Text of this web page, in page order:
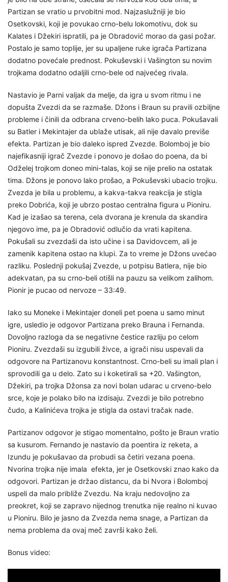
Partizan se vratio u prvobitni mod. Najzaslužniji je bio
Osetkovski, koji je povukao crno-belu lokomotivu, dok su
Kalates i Džekiri ispratili, pa je Obradović morao da gasi požar.
Postalo je samo toplije, jer su upaljene ruke igrača Partizana
dodatno povećale prednost. Pokuševski i Vašington su novim
trojkama dodatno odaljili crno-bele od najvećeg rivala.
Nastavio je Parni valjak da melje, da igra u svom ritmu i ne
dopušta Zvezdi da se razmaše. Džons i Braun su pravili ozbiljne
probleme i činili da odbrana crveno-belih lako puca. Pokušavali
su Batler i Mekintajer da ublaže utisak, ali nije davalo previše
efekta. Partizan je bio daleko ispred Zvezde. Bolomboj je bio
najefikasniji igrač Zvezde i ponovo je došao do poena, da bi
Odželej trojkom doneo mini-talas, koji se nije prelio na ostatak
tima. Džons je ponovo lako prošao, a Pokuševski ubacio trojku.
Zvezda je bila u problemu, a kakva-takva reakcija je stigla
preko Dobrića, koji je ubrzo postao centralna figura u Pioniru.
Kad je izašao sa terena, cela dvorana je krenula da skandira
njegovo ime, pa je Obradović odlučio da vrati kapitena.
Pokušali su zvezdaši da isto učine i sa Davidovcem, ali je
zamenik kapitena ostao na klupi. Za to vreme je Džons uvećao
razliku. Poslednji pokušaj Zvezde, u potpisu Batlera, nije bio
adekvatan, pa su crno-beli otišli na pauzu sa velikom zalihom.
Pionir je pucao od nervoze – 33:49.
Iako su Moneke i Mekintajer doneli pet poena u samo minut
igre, usledio je odgovor Partizana preko Brauna i Fernanda.
Dovoljno razloga da se negativne čestice razliju po celom
Pioniru. Zvezdaši su izgubili živce, a igrači nisu uspevali da
odgovore na Partizanovu konstantnost. Crno-beli su imali plan i
sprovodili ga u delo. Zato su i koketirali sa +20. Vašington,
Džekiri, pa trojka Džonsa za novi bolan udarac u crveno-belo
srce, koje je polako bilo na izdisaju. Zvezdi je bilo potrebno
čudo, a Kalinićeva trojka je stigla da ostavi tračak nade.
Partizanov odgovor je stigao momentalno, pošto je Braun vratio
sa kusurom. Fernando je nastavio da poentira iz reketa, a
Izundu je pokušavao da probudi sa četiri vezana poena.
Nvorina trojka nije imala efekta, jer je Osetkovski znao kako da
odgovori. Partizan je držao distancu, da bi Nvora i Bolomboj
uspeli da malo približe Zvezdu. Na kraju nedovoljno za
preokret, koji se zapravo nijednog trenutka nije realno ni kuvao
u Pioniru. Bilo je jasno da Zvezda nema snage, a Partizan da
nema problema da ovaj meč završi kako želi.
Bonus video: